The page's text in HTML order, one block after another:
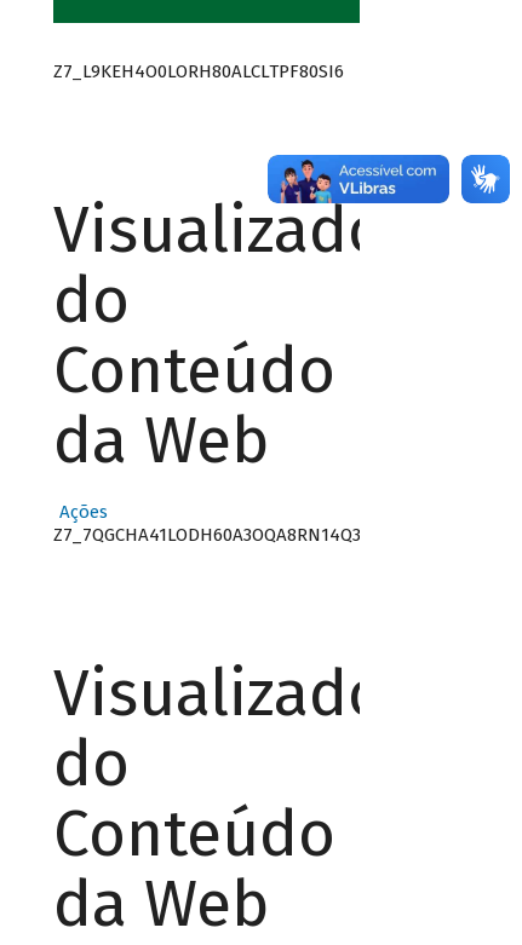
Z7_L9KEH4O0LORH80ALCLTPF80SI6
Visualizador
do
Conteúdo
da Web
Ações
Z7_7QGCHA41LODH60A3OQA8RN14Q3
Visualizador
do
Conteúdo
da Web